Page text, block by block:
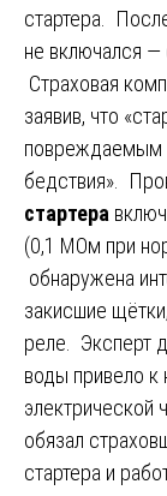
стартера.
не включался
Страховая
заявив, что
повреждаемым
бедствия».
стартера
(0,1 МОм при
обнаружена
закисшие
реле. Эксперт
воды привело
электрической
обязал
стартера и